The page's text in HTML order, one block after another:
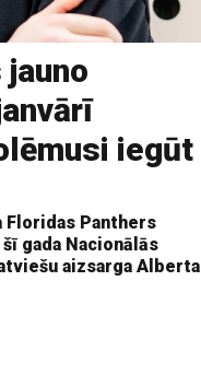
iegūt
Floridas Panthers
gada Nacionālās
aizsarga Alberta